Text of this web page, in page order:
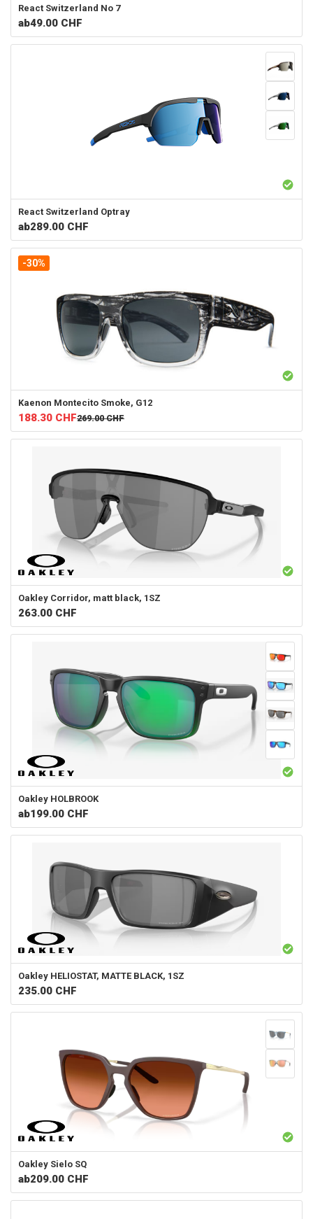
React Switzerland No 7
ab49.00 CHF
React Switzerland Optray
ab289.00 CHF
-30%
Kaenon Montecito Smoke, G12
188.30 CHF269.00 CHF
Oakley Corridor, matt black, 1SZ
263.00 CHF
Oakley HOLBROOK
ab199.00 CHF
Oakley HELIOSTAT, MATTE BLACK, 1SZ
235.00 CHF
Oakley Sielo SQ
ab209.00 CHF